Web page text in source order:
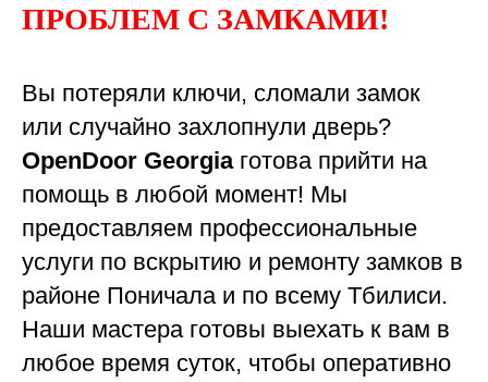
ПРОБЛЕМ С ЗАМКАМИ!
Вы потеряли ключи, сломали замок
или случайно захлопнули дверь?
OpenDoor Georgiaготова прийти на
помощь в любой момент! Мы
предоставляем профессиональные
услуги по вскрытию и ремонту замков в
районе Поничала и по всему Тбилиси.
Наши мастера готовы выехать к вам в
любое время суток, чтобы оперативно